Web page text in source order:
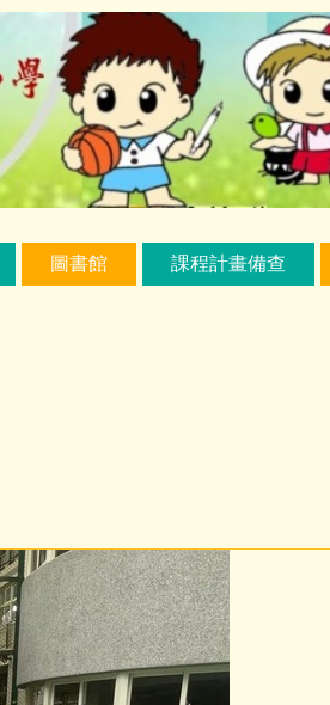
圖書館 課程計畫備查